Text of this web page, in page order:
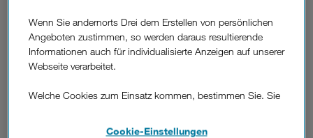
Derzeit besteht bei vielen TV-Sehern das Problem, dass der
Zugang zum Fernsehen noch kabelgebunden ist und die
interessanten Sendungen nur zur Prime-Time ausgestrahlt
werden. Um Fernsehen so komfortabel wie OTT-Dienste wie
Aufnahmefunktion bei 3TV inkludiert, um das beste TV-
ansehen zu können. Kunden können 3TV mit 3G, LTE oder
Wenn Sie andernorts Drei dem Erstellen von persönlichen
Angeboten zustimmen, so werden daraus resultierende
Informationen auch für individualisierte Anzeigen auf unserer
Webseite verarbeitet.
Welche Cookies zum Einsatz kommen, bestimmen Sie. Sie
Details und alle Optionen finden Sie unter „Cookie-
Cookie-Einstellungen